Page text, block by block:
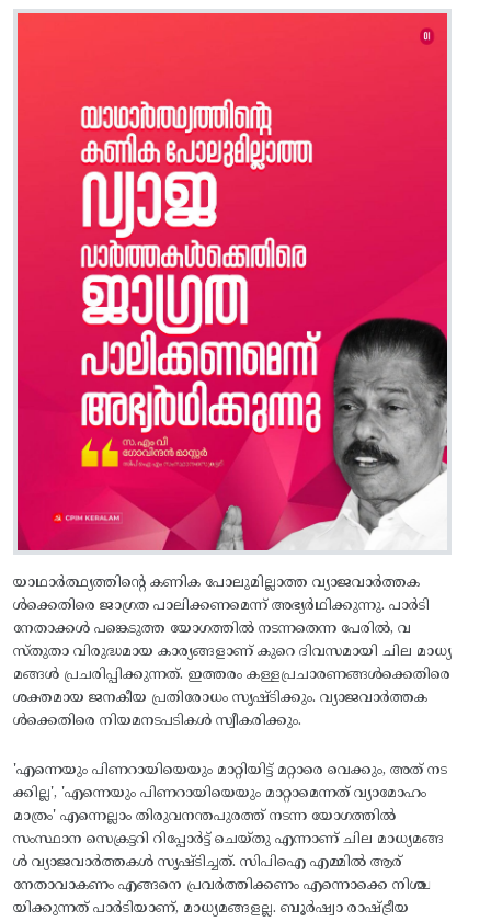
യാഥാര്‍ത്ഥ്യത്തിന്റെ കണിക പോലുമില്ലാത്ത വ്യാജവാര്‍ത്തക
ള്‍ക്കെതിരെ ജാഗ്രത പാലിക്കണമെന്ന്‌ അഭ്യര്‍ഥിക്കുന്നു. പാര്‍ടി
നേതാക്കള്‍ പങ്കെടുത്ത യോഗത്തില്‍ നടന്നതെന്ന പേരില്‍, വ
സ്‌തുതാ വിരുദ്ധമായ കാര്യങ്ങളാണ്‌ കുറെ ദിവസമായി ചില മാധ്യ
മങ്ങള്‍ പ്രചരിപ്പിക്കുന്നത്‌. ഇത്തരം കള്ളപ്രചാരണങ്ങള്‍ക്കെതിരെ
ശക്തമായ ജനകീയ പ്രതിരോധം സൃഷ്ടിക്കും. വ്യാജവാര്‍ത്തക
ള്‍ക്കെതിരെ നിയമനടപടികള്‍ സ്വീകരിക്കും.
'എന്നെയും പിണറായിയെയും മാറ്റിയിട്ട്‌ മറ്റാരെ വെക്കും, അത്‌ നട
ക്കില്ല', 'എന്നെയും പിണറായിയെയും മാറ്റാമെന്നത്‌ വ്യാമോഹം
മാത്രം' എന്നെല്ലാം തിരുവനന്തപുരത്ത്‌ നടന്ന യോഗത്തില്‍
സംസ്ഥാന സെക്രട്ടറി റിപ്പോര്‍ട്ട്‌ ചെയ്‌തു എന്നാണ്‌ ചില മാധ്യമങ്ങ
ള്‍ വ്യാജവാര്‍ത്തകള്‍ സൃഷ്‌ടിച്ചത്‌. സിപിഐ എമ്മില്‍ ആര്‌
നേതാവാകണം എങ്ങനെ പ്രവര്‍ത്തിക്കണം എന്നൊക്കെ നിശ്ച
യിക്കുന്നത്‌ പാര്‍ടിയാണ്‌, മാധ്യമങ്ങളല്ല. ബൂര്‍ഷ്വാ രാഷ്‌ട്രീയ